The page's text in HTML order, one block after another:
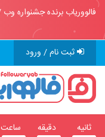
فالووریاب برنده جشنواره وب ۹۷ ، ۹۸ و ۱۴۰۰
ثبت نام / ورود
ثانیه دقیقه ساعت